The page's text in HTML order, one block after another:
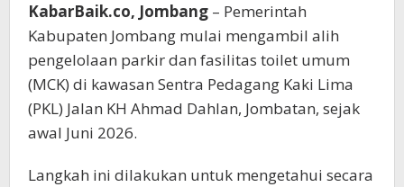
KabarBaik.co, Jombang – Pemerintah
Kabupaten Jombang mulai mengambil alih
pengelolaan parkir dan fasilitas toilet umum
(MCK) di kawasan Sentra Pedagang Kaki Lima
(PKL) Jalan KH Ahmad Dahlan, Jombatan, sejak
awal Juni 2026.
Langkah ini dilakukan untuk mengetahui secara